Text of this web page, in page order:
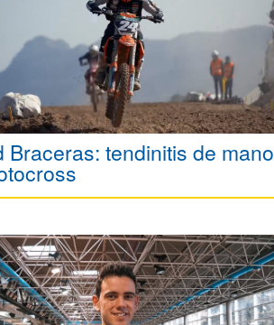
Braceras: tendinitis de mano